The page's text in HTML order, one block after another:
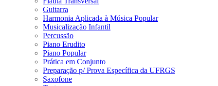
Guitarra
Harmonia Aplicada à Música Popular
Musicalização Infantil
Percussão
Piano Erudito
Piano Popular
Prática em Conjunto
Preparação p/ Prova Específica da UFRGS
Saxofone